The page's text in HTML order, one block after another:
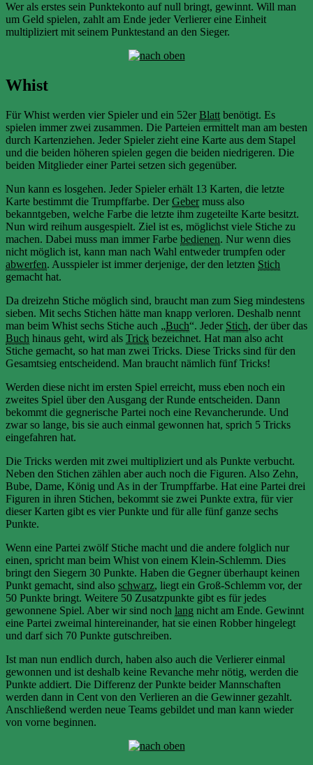
Wer als erstes sein Punktekonto auf null bringt, gewinnt. Will man
um Geld spielen, zahlt am Ende jeder Verlierer eine Einheit
multipliziert mit seinem Punktestand an den Sieger.
Whist
Für Whist werden vier Spieler und ein 52erBlatt benötigt. Es
spielen immer zwei zusammen. Die Parteien ermittelt man am besten
durch Kartenziehen. Jeder Spieler zieht eine Karte aus dem Stapel
und die beiden höheren spielen gegen die beiden niedrigeren. Die
beiden Mitglieder einer Partei setzen sich gegenüber.
Nun kann es losgehen. Jeder Spieler erhält 13 Karten, die letzte
Karte bestimmt die Trumpffarbe. DerGebermuss also
bekanntgeben, welche Farbe die letzte ihm zugeteilte Karte besitzt.
Nun wird reihum ausgespielt. Ziel ist es, möglichst viele Stiche zu
machen. Dabei muss man immer Farbe bedienen. Nur wenn dies
nicht möglich ist, kann man nach Wahl entweder trumpfen oder
abwerfen. Ausspieler ist immer derjenige, der den letzten Stich
gemacht hat.
Da dreizehn Stiche möglich sind, braucht man zum Sieg mindestens
sieben. Mit sechs Stichen hätte man knapp verloren. Deshalb nennt
man beim Whist sechs Stiche auch „Buch“. Jeder Stich, der über das
Buch hinaus geht, wird als Trick bezeichnet. Hat man also acht
Stiche gemacht, so hat man zwei Tricks. Diese Tricks sind für den
Gesamtsieg entscheidend. Man braucht nämlich fünf Tricks!
Werden diese nicht im ersten Spiel erreicht, muss eben noch ein
zweites Spiel über den Ausgang der Runde entscheiden. Dann
bekommt die gegnerische Partei noch eine Revancherunde. Und
zwar so lange, bis sie auch einmal gewonnen hat, sprich 5 Tricks
eingefahren hat.
Die Tricks werden mit zwei multipliziert und als Punkte verbucht.
Neben den Stichen zählen aber auch noch die Figuren. Also Zehn,
Bube, Dame, König und As in der Trumpffarbe. Hat eine Partei drei
Figuren in ihren Stichen, bekommt sie zwei Punkte extra, für vier
dieser Karten gibt es vier Punkte und für alle fünf ganze sechs
Punkte.
Wenn eine Partei zwölf Stiche macht und die andere folglich nur
einen, spricht man beim Whist von einem Klein-Schlemm. Dies
bringt den Siegern 30 Punkte. Haben die Gegner überhaupt keinen
Punkt gemacht, sind also schwarz, liegt ein Groß-Schlemm vor, der
50 Punkte bringt. Weitere 50 Zusatzpunkte gibt es für jedes
gewonnene Spiel. Aber wir sind noch lang nicht am Ende. Gewinnt
eine Partei zweimal hintereinander, hat sie einen Robber hingelegt
und darf sich 70 Punkte gutschreiben.
Ist man nun endlich durch, haben also auch die Verlierer einmal
gewonnen und ist deshalb keine Revanche mehr nötig, werden die
Punkte addiert. Die Differenz der Punkte beider Mannschaften
werden dann in Cent von den Verlieren an die Gewinner gezahlt.
Anschließend werden neue Teams gebildet und man kann wieder
von vorne beginnen.